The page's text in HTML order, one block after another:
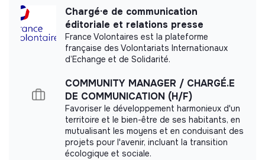
🙌 Si vous êtes intéressé.e par ce poste et que vous
pensez correspondre au profil recherché, merci
d’envoyer rapidement votre CV, lettre de motivation
(ou vidéo, si vous voulez) et éventuel portfolio.
Date limite des candidatures le dimanche 28 juin.
Attention, en cause d'un grand nombre de
candidatures, nous avons raccourci le délai du dépôt
).
< 15 persons
Ecology
Impact study
Le Lierre did not yet communicate its impact
measurement.
Chargé·e de communication
éditoriale et relations presse
France Volontaires est la plateforme
française des Volontariats Internationaux
d’Echange et de Solidarité.
COMMUNITY MANAGER / CHARGÉ.E
DE COMMUNICATION (H/F)
Favoriser le développement harmonieux d'un
territoire et le bien-être de ses habitants, en
mutualisant les moyens et en conduisant des
projets pour l'avenir, incluant la transition
écologique et sociale.